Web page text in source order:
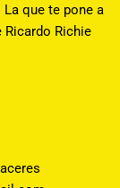
que te pone a
Ricardo Richie